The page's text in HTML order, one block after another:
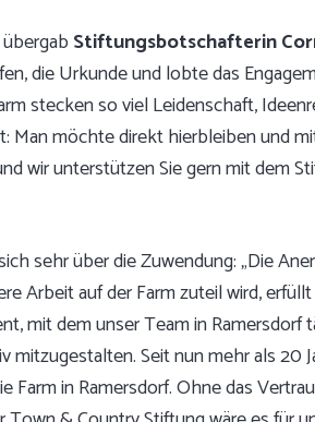
Stiftungsbotschafterin
die Urkunde und lobte das
stecken so viel Leidenschaft,
Man möchte direkt hierbleiben und
wir unterstützen Sie gern mit dem
sehr über die Zuwendung: „Die
Arbeit auf der Farm zuteil wird,
mit dem unser Team in Ramersdorf
mitzugestalten. Seit nun mehr als 20
Farm in Ramersdorf. Ohne das